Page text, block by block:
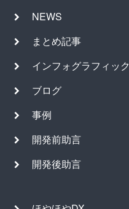
NEWS
まとめ記事
インフォグラフィック
ブログ
事例
開発前助言
開発後助言